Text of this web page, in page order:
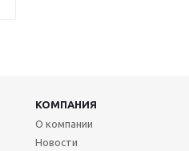
КОМПАНИЯ
О компании
Новости